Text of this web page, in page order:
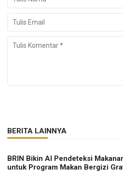
BERITA LAINNYA
BRIN Bikin AI Pendeteksi
untuk Program Makan Bergizi